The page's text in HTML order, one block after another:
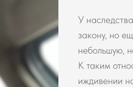
У
закону, но
небольшую,
К таким
иждивении